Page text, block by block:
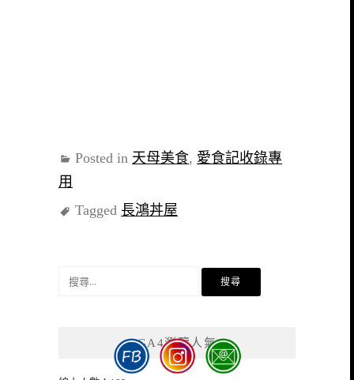
Posted in 天母美食, 愛食記收錄專
用
Tagged 長鴻丼屋
GA4瀏覽人氣